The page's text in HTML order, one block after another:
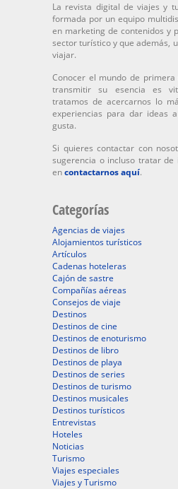
La revista digital de viajes y
formada por un equipo
en marketing de contenidos y
sector turístico y que además,
viajar.
Conocer el mundo de
transmitir su esencia es
tratamos de acercarnos lo
experiencias para dar ideas
gusta.
Si quieres contactar con
sugerencia o incluso tratar de
encontactarnos aquí.
Categorías
Agencias de viajes
Alojamientos turísticos
Artículos
Cadenas hoteleras
Cajón de sastre
Compañías aéreas
Consejos de viaje
Destinos
Destinos de cine
Destinos de enoturismo
Destinos de libro
Destinos de playa
Destinos de series
Destinos de turismo
Destinos musicales
Destinos turísticos
Entrevistas
Hoteles
Noticias
Turismo
Viajes especiales
Viajes y Turismo